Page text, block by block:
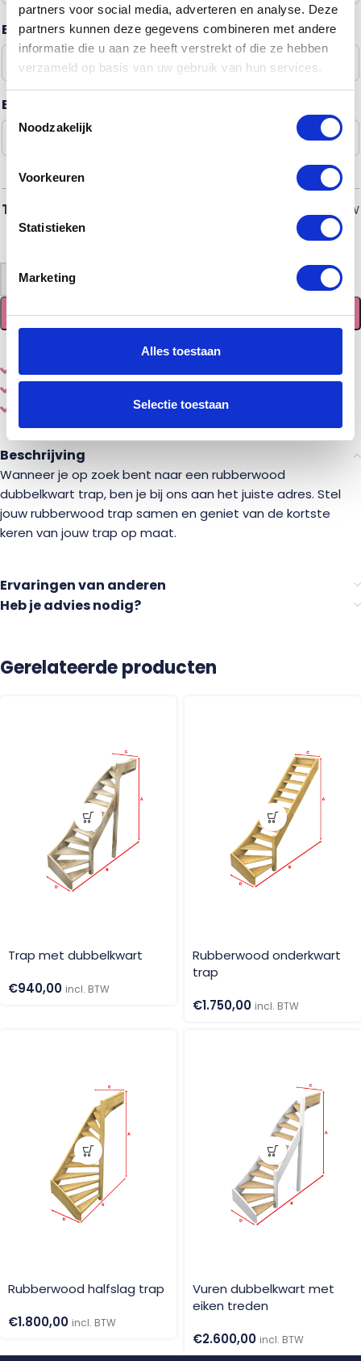
partners voor social media, adverteren en analyse. Deze
partners kunnen deze gegevens combineren met andere
informatie die u aan ze heeft verstrekt of die ze hebben
verzameld op basis van uw gebruik van hun services.
Toestemmingsselectie
Noodzakelijk
Voorkeuren
Statistieken
Marketing
Alles toestaan
Selectie toestaan
Beschermstroken voor op de treden* ?
Behandeling
Totaal incl. BTW
+
TOEVOEGEN AAN WINKELWAGEN
Eenvoudigonlinesamenstellen en bestellen
Gemaakt door een echte vakman
Beschrijving
Wanneer je op zoek bent naar een rubberwood
dubbelkwart trap, ben je bij ons aan het juiste adres. Stel
jouw rubberwood trap samen en geniet van de kortste
keren van jouw trap op maat.
Ervaringen van anderen
Heb je advies nodig?
Gerelateerde producten
Trap met dubbelkwart
€940,00 incl. BTW
Rubberwood onderkwart
trap
€1.750,00 incl. BTW
Rubberwood halfslag trap
€1.800,00 incl. BTW
Vuren dubbelkwart met
eiken treden
€2.600,00 incl. BTW